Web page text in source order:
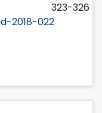
323-326
2018-022